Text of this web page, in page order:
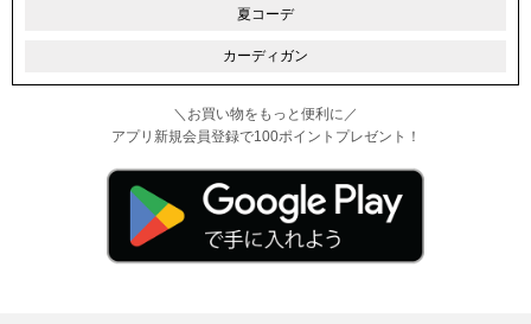
夏コーデ
カーディガン
＼お買い物をもっと便利に／
アプリ新規会員登録で100ポイントプレゼント！